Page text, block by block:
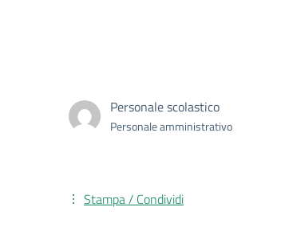
Personale scolastico
Personale amministrativo
Stampa / Condividi